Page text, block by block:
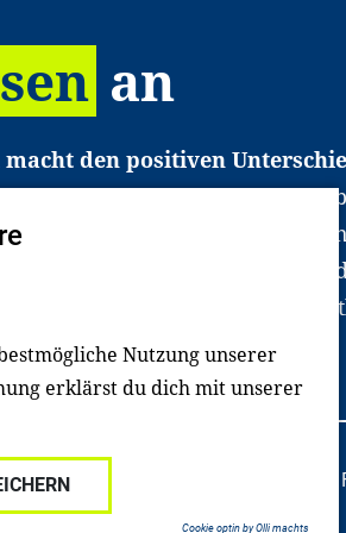
an
den positiven
einem erfolgreichen
große Schwierigkeiten dabei.
Lehrer*innen
mit Ministerien,
Stiftungen zusammen.
Für Familien
Nutzung unserer
erklärst du dich mit unserer
Cookie optin by Olli machts